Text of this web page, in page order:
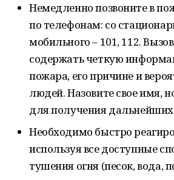
Немедленно позвоните в
по телефонам: со
мобильного – 101, 112.
содержать четкую
пожара, его причине и
людей. Назовите свое имя,
для получения
Необходимо быстро
используя все доступные
тушения огня (песок, вода,